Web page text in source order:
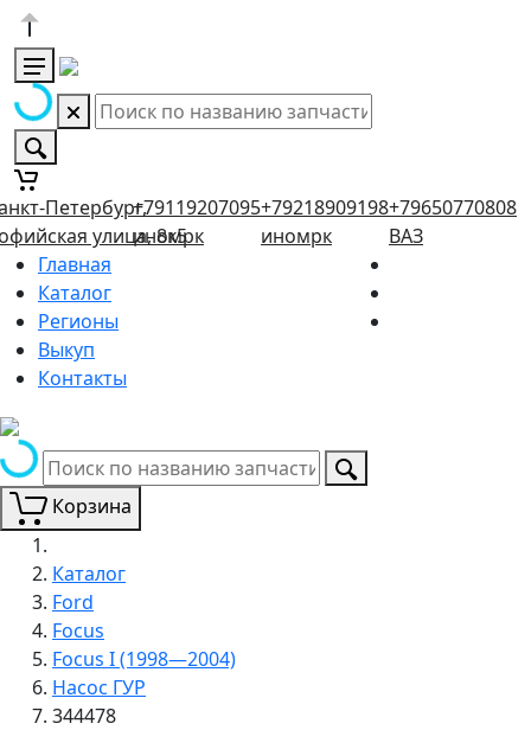
Петербург,
улица, 8к5
+79119207095
иномрк
+79218909198
иномрк
+79650770808
ВАЗ
Главная
Каталог
Регионы
Выкуп
Контакты
Корзина
Каталог
Ford
Focus
Focus I (1998—2004)
Насос ГУР
344478